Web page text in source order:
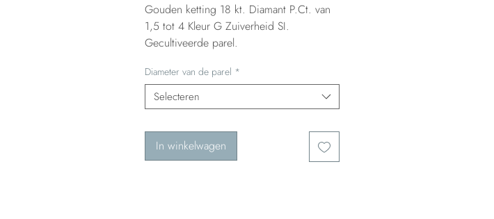
Gouden ketting 18 kt. Diamant P.Ct. van
1,5 tot 4 Kleur G Zuiverheid SI.
Gecultiveerde parel.
Diameter van de parel *
Selecteren
In winkelwagen